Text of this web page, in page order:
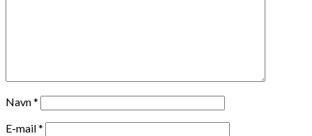
Navn*
E-mail*